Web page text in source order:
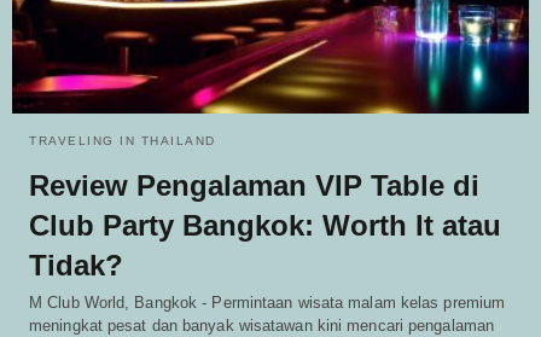
TRAVELING IN THAILAND
Review Pengalaman VIP Table di
Club Party Bangkok: Worth It atau
Tidak?
M Club World, Bangkok - Permintaan wisata malam kelas premium
meningkat pesat dan banyak wisatawan kini mencari pengalaman